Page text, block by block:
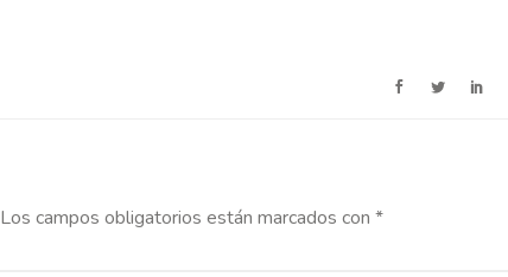
Los campos obligatorios están marcados con *